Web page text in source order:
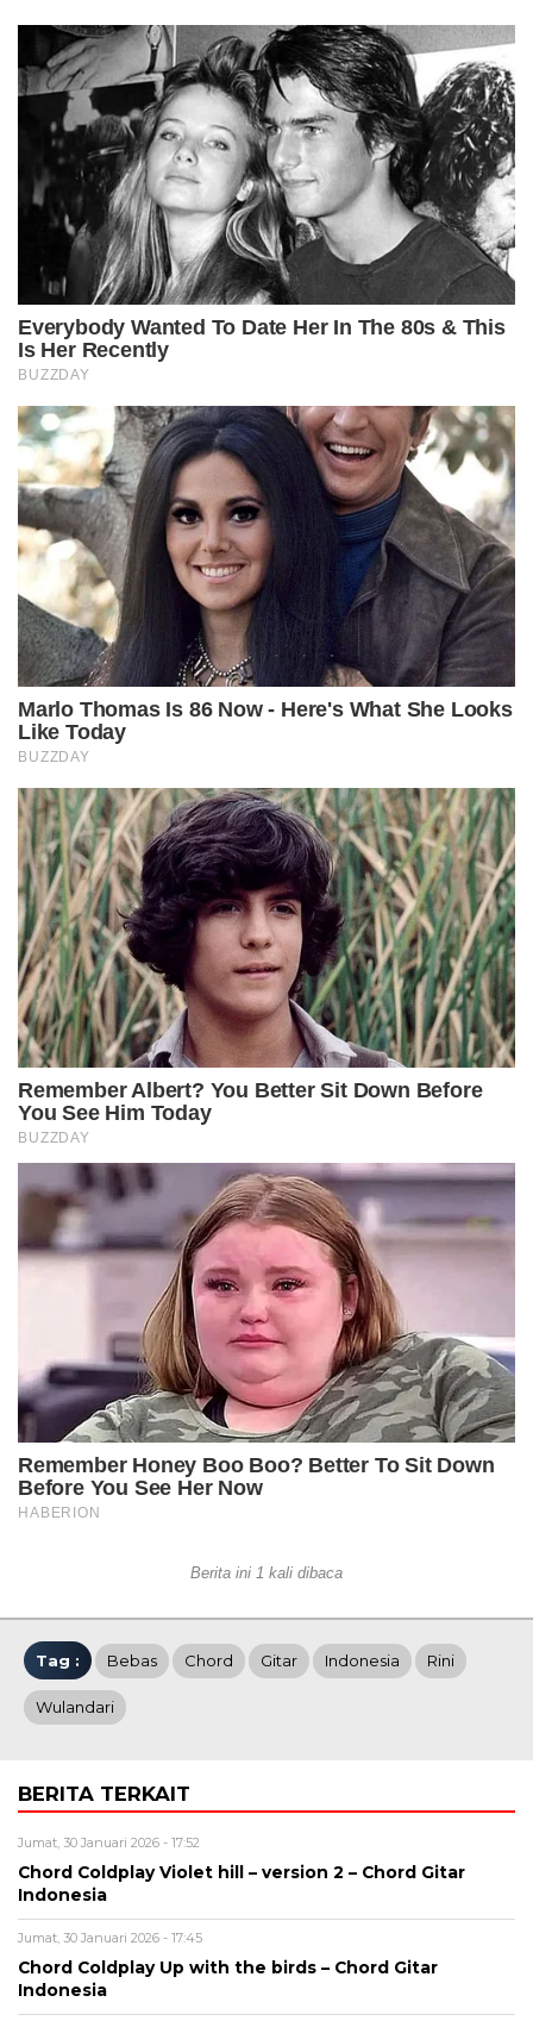
Berita ini 1 kali dibaca
Tag : Bebas Chord Gitar Indonesia Rini
Wulandari
BERITA TERKAIT
Jumat, 30 Januari 2026 - 17:52
Chord Coldplay Violet hill – version 2 – Chord Gitar
Indonesia
Jumat, 30 Januari 2026 - 17:45
Chord Coldplay Up with the birds – Chord Gitar
Indonesia